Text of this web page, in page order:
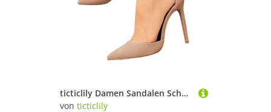
ticticlily Damen Sandalen Schnürsenkel Knöchelriemchen Wildleder Pumps Spitze Zehen Stiletto Hohe Absatz Schuhe A Aprikose 43 EU
von ticticlily